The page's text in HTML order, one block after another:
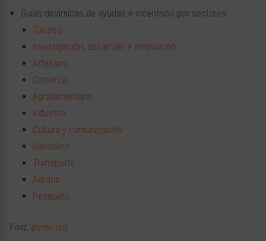
Guías dinámicas de ayudas e incentivos por sectores:
Turismo
Investigación, desarrollo e innovación
Artesano
Comercio
Agroalimentario
Industria
Cultura y comunicación
Ganadero
Transporte
Agrario
Pesquero
Font: ipyme.org